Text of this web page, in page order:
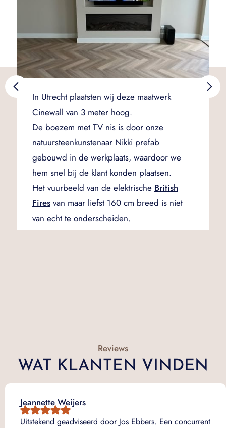
In Utrecht plaatsten wij deze maatwerk
Cinewall van 3 meter hoog.
De boezem met TV nis is door onze
natuursteenkunstenaar Nikki prefab
gebouwd in de werkplaats, waardoor we
hem snel bij de klant konden plaatsen.
Het vuurbeeld van de elektrische British
Firesvan maar liefst 160 cm breed is niet
van echt te onderscheiden.
Reviews
WAT KLANTEN VINDEN
Jeannette Weijers
Uitstekend geadviseerd door Jos Ebbers. Een concurrent